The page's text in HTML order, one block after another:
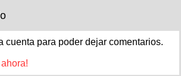
cuenta para poder dejar comentarios.